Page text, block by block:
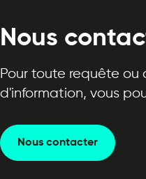
Nous
Pour toute requête ou
d'information, vous
Nous contacter